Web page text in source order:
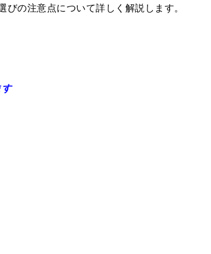
の注意点について詳しく解説します。